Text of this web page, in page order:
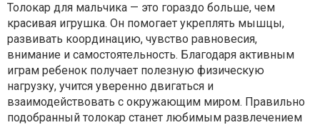
Толокар для мальчика — это гораздо больше, чем
красивая игрушка. Он помогает укреплять мышцы,
развивать координацию, чувство равновесия,
внимание и самостоятельность. Благодаря активным
играм ребенок получает полезную физическую
нагрузку, учится уверенно двигаться и
взаимодействовать с окружающим миром. Правильно
подобранный толокар станет любимым развлечением